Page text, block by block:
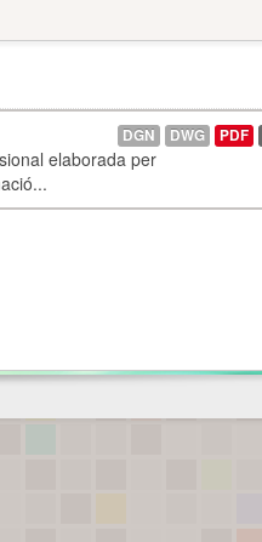
elaborada per
DGN DWG PDF